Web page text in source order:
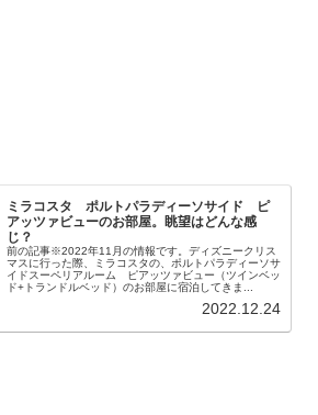
ミラコスタ ポルトパラディーソサイド ピ
アッツァビューのお部屋。眺望はどんな感
じ？
前の記事※2022年11月の情報です。ディズニークリス
マスに行った際、ミラコスタの、ポルトパラディーソサ
イドスーペリアルーム ピアッツァビュー（ツインベッ
ド+トランドルベッド）のお部屋に宿泊してきま...
2022.12.24